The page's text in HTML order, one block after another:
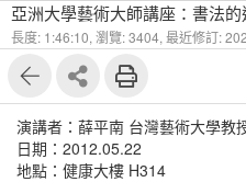
亞洲大學藝術大師講座：書法
長度: 1:46:10, 瀏覽: 3404, 最近修訂:
演講者：薛平南 台灣藝術大學教
日期：2012.05.22
地點：健康大樓 H314